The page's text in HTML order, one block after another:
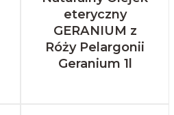
eteryczny
GERANIUM z
Róży Pelargonii
Geranium 1l